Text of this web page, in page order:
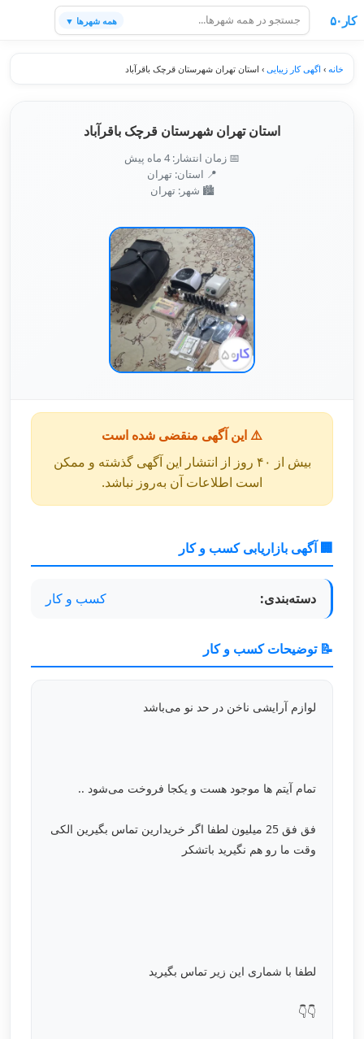
کار۵۰ همه شهرها ▼
خانه › اگهی کار زیبایی › استان تهران شهرستان قرچک باقرآباد
استان تهران شهرستان قرچک باقرآباد
📅 زمان انتشار: 4 ماه پیش
📍 استان: تهران
🏙️ شهر: تهران
⚠️ این آگهی منقضی شده است
بیش از ۴۰ روز از انتشار این آگهی گذشته و ممکن
است اطلاعات آن به‌روز نباشد.
🏢 آگهی بازاریابی کسب و کار
دسته‌بندی: کسب و کار
📝 توضیحات کسب و کار
لوازم آرایشی ناخن در حد نو می‌باشد
تمام آیتم ها موجود هست و یکجا فروخت می‌شود ..
فق فق 25 میلیون لطفا اگر خریدارین تماس بگیرین الکی
وقت ما رو هم نگیرید باتشکر
لطفا با شماری این زیر تماس بگیرید
👇👇